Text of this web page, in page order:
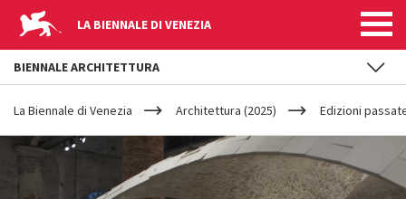
LA BIENNALE DI VENEZIA
YOUR
ARE
HERE
La Biennale di Venezia Architettura (2025) Edizioni
BIENNALE ARCHITETTURA